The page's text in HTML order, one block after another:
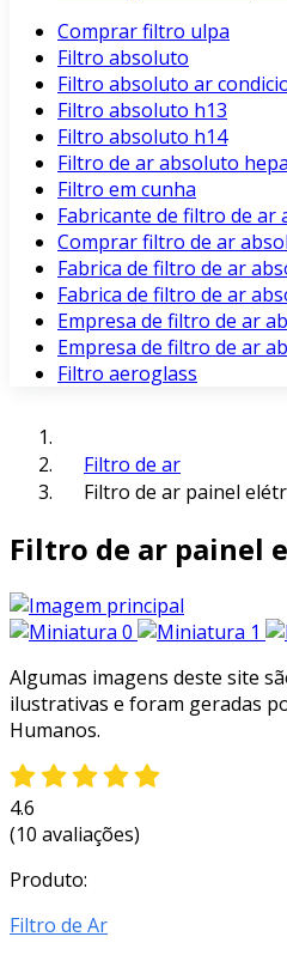
Comprar filtro ulpa
Filtro absoluto
Filtro absoluto ar
Filtro absoluto h13
Filtro absoluto h14
Filtro de ar absoluto hepa
Filtro em cunha
Fabricante de filtro de ar
Comprar filtro de ar
Fabrica de filtro de ar
Fabrica de filtro de ar
Empresa de filtro de ar
Empresa de filtro de ar
Filtro aeroglass
Filtro de ar
Filtro de ar painel
Filtro de ar painel
Algumas imagens deste site
ilustrativas e foram geradas
Humanos.
4.6
(10 avaliações)
Produto:
Filtro de Ar